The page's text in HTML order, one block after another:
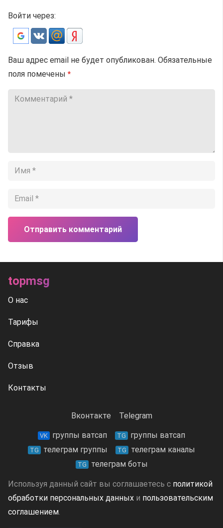
Войти через:
Ваш адрес email не будет опубликован. Обязательные
поля помечены *
Отправить комментарий
topmsg
О нас
Тарифы
Справка
Отзыв
Контакты
Вконтакте Telegram
VK группы ватсап TG группы ватсап
TG телеграм группы TG телеграм каналы
TG телеграм боты
Используя данный сайт вы соглашаетесь с политикой
обработки персональных данных и пользовательским
соглашением.